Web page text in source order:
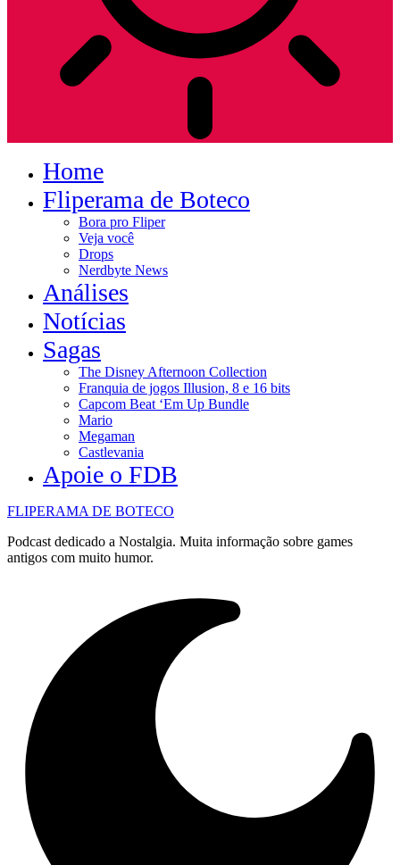
Home
Fliperama de Boteco
Bora pro Fliper
Veja você
Drops
Nerdbyte News
Análises
Notícias
Sagas
The Disney Afternoon Collection
Franquia de jogos Illusion, 8 e 16 bits
Capcom Beat ‘Em Up Bundle
Mario
Megaman
Castlevania
Apoie o FDB
FLIPERAMA DE BOTECO
Podcast dedicado a Nostalgia. Muita informação sobre games
antigos com muito humor.